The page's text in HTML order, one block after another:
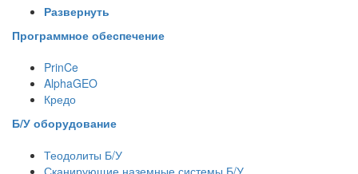
Развернуть
Программное обеспечение
PrinCe
AlphaGEO
Кредо
Б/У оборудование
Теодолиты Б/У
Сканирующие наземные системы Б/У